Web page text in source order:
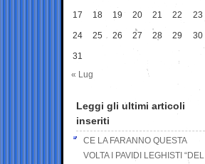
17 18 19 20 21 22 23
24 25 26 27 28 29 30
31
« Lug
Leggi gli ultimi articoli
inseriti
CE LA FARANNO QUESTA
VOLTA I PAVIDI LEGHISTI “DEL